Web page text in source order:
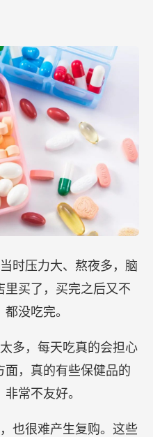
时压力大、熬夜多，脑
里买了，买完之后又不
没吃完。
多，每天吃真的会担心
面，真的有些保健品的
常不友好。
也很难产生复购。这些